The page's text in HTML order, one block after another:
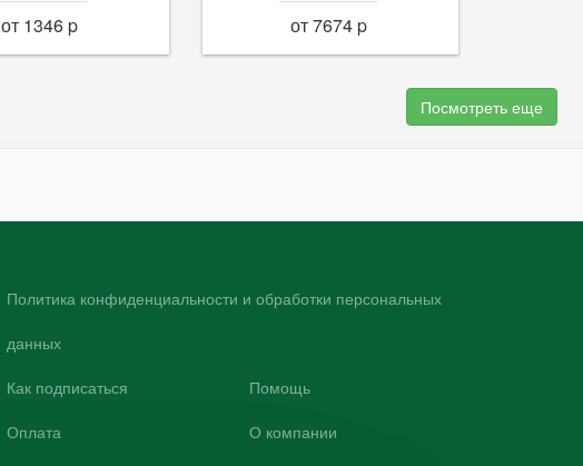
от 1346 p от 7674 p
Посмотреть еще
Политика конфиденциальности и обработки персональных
данных
Как подписаться
Оплата
Помощь
О компании